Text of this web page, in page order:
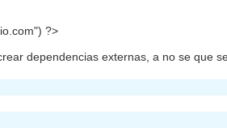
?>
dependencias externas, a no se que